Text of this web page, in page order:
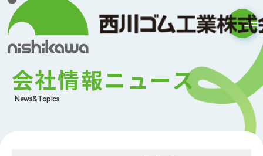
会社情報ニュース
News&Topics